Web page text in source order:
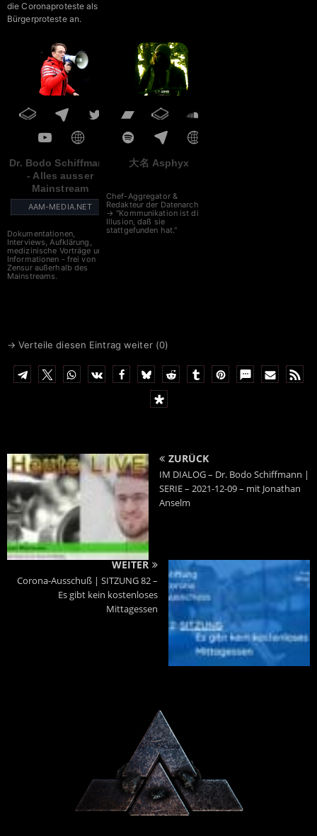
die Coronaproteste als
Bürgerproteste an.
Dr. Bodo Schiffmann
- Alles ausser
Mainstream
AAM-MEDIA.NET
Dokumentationen,
Interviews, Aufklärung,
medizinische Vorträge und
Informationen - frei von
Zensur außerhalb des
Mainstreams.
大名 Asphyx
Chef-Aggregator &
Redakteur der Datenarche
→ "Kommunikation ist die
Illusion, daß sie
stattgefunden hat."
→ Verteile diesen Eintrag weiter (0)
ZURÜCK
IM DIALOG – Dr. Bodo Schiffmann |
SERIE – 2021-12-09 – mit Jonathan
Anselm
WEITER
Corona-Ausschuß | SITZUNG 82 –
Es gibt kein kostenloses
Mittagessen
Powered By :